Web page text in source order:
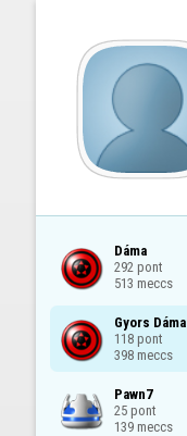
Dáma
292 pont
513 meccs
Gyors Dáma
118 pont
398 meccs
Pawn7
25 pont
139 meccs